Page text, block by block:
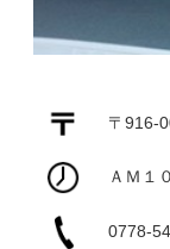
〒916-
ＡＭ１
0778-